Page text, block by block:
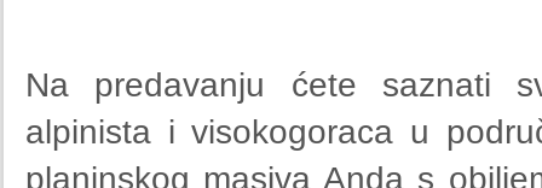
Na predavanju ćete saznati
alpinista i visokogoraca u
planinskog masiva Anda s